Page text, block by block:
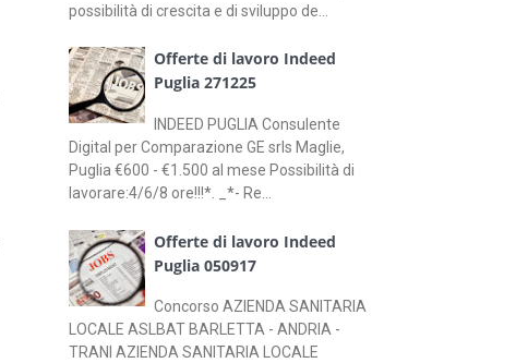
possibilità di crescita e di sviluppo de...
Offerte di lavoro Indeed
Puglia 271225
INDEED PUGLIA Consulente
Digital per Comparazione GE srls Maglie,
Puglia €600 - €1.500 al mese Possibilità di
lavorare:4/6/8 ore!!!*. _*- Re...
Offerte di lavoro Indeed
Puglia 050917
Concorso AZIENDA SANITARIA
LOCALE ASLBAT BARLETTA - ANDRIA -
TRANI AZIENDA SANITARIA LOCALE